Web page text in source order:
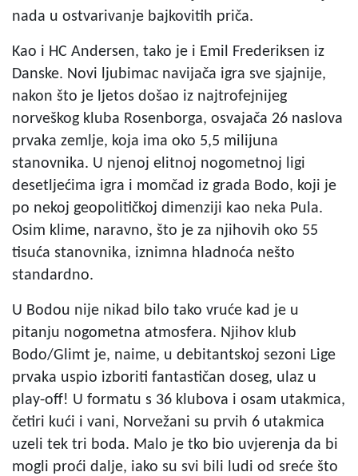
nada u ostvarivanje bajkovitih priča.
Kao i HC Andersen, tako je i Emil Frederiksen iz
Danske. Novi ljubimac navijača igra sve sjajnije,
nakon što je ljetos došao iz najtrofejnijeg
norveškog kluba Rosenborga, osvajača 26 naslova
prvaka zemlje, koja ima oko 5,5 milijuna
stanovnika. U njenoj elitnoj nogometnoj ligi
desetljećima igra i momčad iz grada Bodo, koji je
po nekoj geopolitičkoj dimenziji kao neka Pula.
Osim klime, naravno, što je za njihovih oko 55
tisuća stanovnika, iznimna hladnoća nešto
standardno.
U Bodou nije nikad bilo tako vruće kad je u
pitanju nogometna atmosfera. Njihov klub
Bodo/Glimt je, naime, u debitantskoj sezoni Lige
prvaka uspio izboriti fantastičan doseg, ulaz u
play-off! U formatu s 36 klubova i osam utakmica,
četiri kući i vani, Norvežani su prvih 6 utakmica
uzeli tek tri boda. Malo je tko bio uvjerenja da bi
mogli proći dalje, iako su svi bili ludi od sreće što